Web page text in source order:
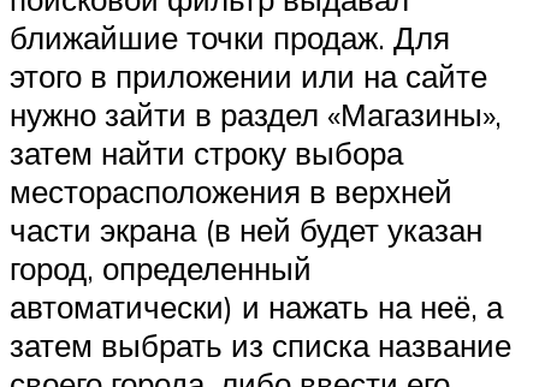
ближайшие точки продаж. Для
этого в приложении или на сайте
нужно зайти в раздел «Магазины»,
затем найти строку выбора
месторасположения в верхней
части экрана (в ней будет указан
город, определенный
автоматически) и нажать на неё, а
затем выбрать из списка название